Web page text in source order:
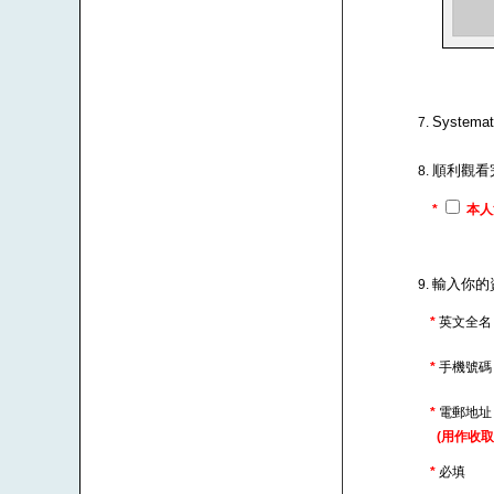
順利觀
* 本
輸入你的
* 英文全
* 手機號
* 電郵地
(用作收
* 必填